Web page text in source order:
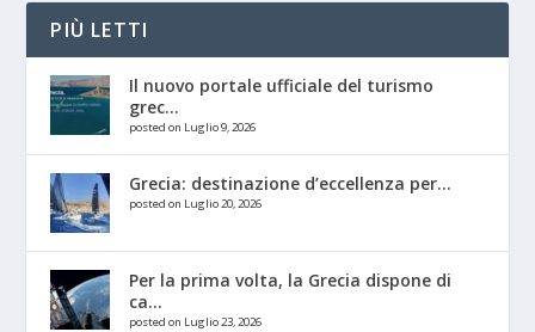
PIÙ LETTI
Il nuovo portale ufficiale del turismo
grec...
posted on Luglio 9, 2026
Grecia: destinazione d’eccellenza per...
posted on Luglio 20, 2026
Per la prima volta, la Grecia dispone di
ca...
posted on Luglio 23, 2026